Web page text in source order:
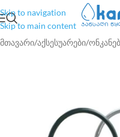
Skip to navigation
Skip to main content
მთავარი/აქსესუარები/